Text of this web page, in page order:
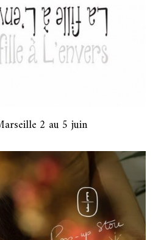
2 au 5 juin